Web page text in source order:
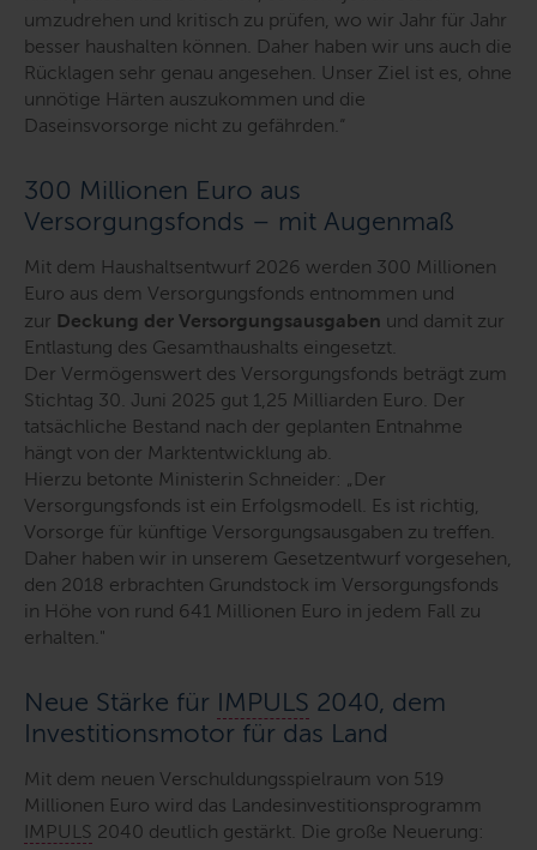
umzudrehen und kritisch zu prüfen, wo wir Jahr für Jahr
besser haushalten können. Daher haben wir uns auch die
Rücklagen sehr genau angesehen. Unser Ziel ist es, ohne
unnötige Härten auszukommen und die
Daseinsvorsorge nicht zu gefährden. “
300 Millionen Euro aus
Versorgungsfonds – mit Augenmaß
Mit dem Haushaltsentwurf 2026 werden 300 Millionen
Euro aus dem Versorgungsfonds entnommen und
zur Deckung der Versorgungsausgaben und damit zur
Entlastung des Gesamthaushalts eingesetzt.
Der Vermögenswert des Versorgungsfonds beträgt zum
Stichtag 30. Juni 2025 gut 1,25 Milliarden Euro. Der
tatsächliche Bestand nach der geplanten Entnahme
hängt von der Marktentwicklung ab.
Hierzu betonte Ministerin Schneider: „Der
Versorgungsfonds ist ein Erfolgsmodell. Es ist richtig,
Vorsorge für künftige Versorgungsausgaben zu treffen.
Daher haben wir in unserem Gesetzentwurf vorgesehen,
den 2018 erbrachten Grundstock im Versorgungsfonds
in Höhe von rund 641 Millionen Euro in jedem Fall zu
erhalten. "
Neue Stärke für IMPULS 2040, dem
Investitionsmotor für das Land
Mit dem neuen Verschuldungsspielraum von 519
Millionen Euro wird das Landesinvestitionsprogramm
IMPULS 2040 deutlich gestärkt. Die große Neuerung: